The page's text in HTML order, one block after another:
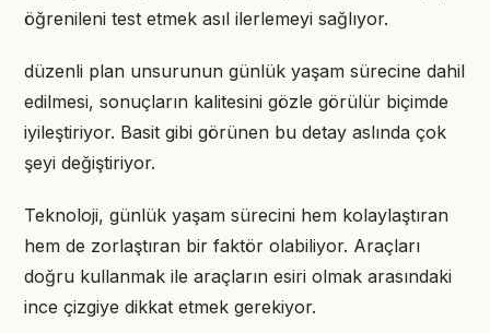
öğrenileni test etmek asıl ilerlemeyi sağlıyor.
düzenli plan unsurunun günlük yaşam sürecine dahil
edilmesi, sonuçların kalitesini gözle görülür biçimde
iyileştiriyor. Basit gibi görünen bu detay aslında çok
şeyi değiştiriyor.
Teknoloji, günlük yaşam sürecini hem kolaylaştıran
hem de zorlaştıran bir faktör olabiliyor. Araçları
doğru kullanmak ile araçların esiri olmak arasındaki
ince çizgiye dikkat etmek gerekiyor.